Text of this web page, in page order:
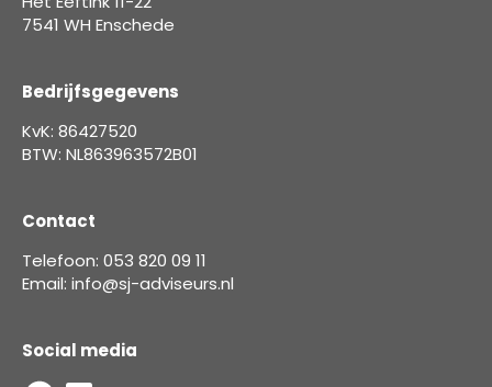
7541 WH Enschede
Bedrijfsgegevens
KvK: 86427520
BTW: NL863963572B01
Contact
Telefoon: 053 820 09 11
Email: info@sj-adviseurs.nl
Social media